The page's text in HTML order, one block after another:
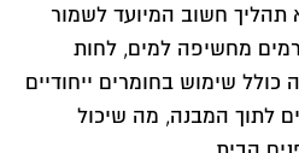
תהליך חשוב המיועד לשמור
מחשיפה למים, לחות
כולל שימוש בחומרים ייחודיים
לתוך המבנה, מה שיכול